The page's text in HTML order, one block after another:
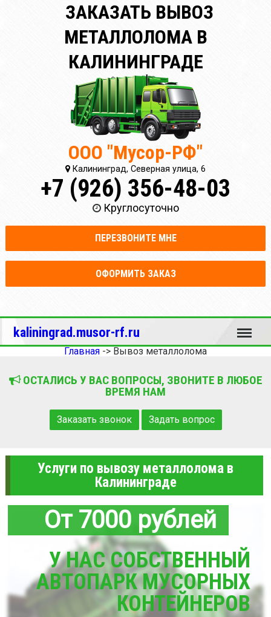
ЗАКАЗАТЬ ВЫВОЗ
МЕТАЛЛОЛОМА В
КАЛИНИНГРАДЕ
ООО "Мусор-РФ"
Калининград, Северная улица, 6
+7 (926) 356-48-03
Круглосуточно
ПЕРЕЗВОНИТЕ МНЕ
ОФОРМИТЬ ЗАКАЗ
kaliningrad.musor-rf.ru Меню
Главная -> Вывоз металлолома
ОСТАЛИСЬ У ВАС ВОПРОСЫ, ЗВОНИТЕ В ЛЮБОЕ
ВРЕМЯ НАМ
Заказать звонок Задать вопрос
Услуги по вывозу металлолома в
Калининграде
От 7000 рублей
У НАС СОБСТВЕННЫЙ
АВТОПАРК МУСОРНЫХ
КОНТЕЙНЕРОВ